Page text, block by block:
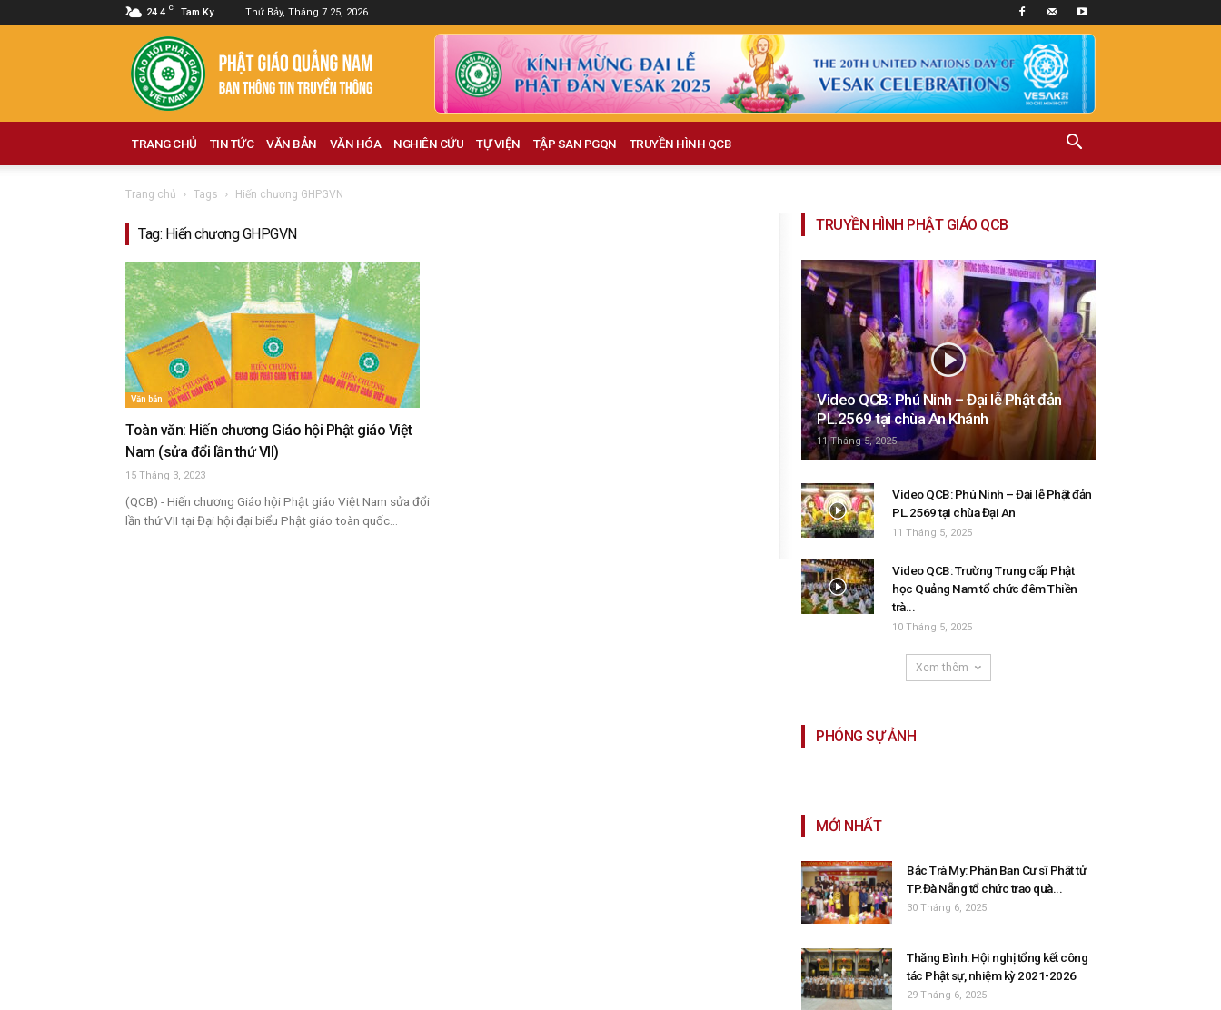
24.4 C Tam Ky Thứ Bảy, Tháng 7 25, 2026
Phật
giáo
Quảng
Nam
TRANG CHỦ TIN TỨC VĂN BẢN VĂN HÓA NGHIÊN CỨU TỰ VIỆN TẬP SAN PGQN TRUYỀN HÌNH QCB
Trang chủ Tags Hiến chương GHPGVN
Tag: Hiến chương GHPGVN
Văn bản
Toàn văn: Hiến chương Giáo hội Phật giáo Việt
Nam (sửa đổi lần thứ VII)
15 Tháng 3, 2023
(QCB) - Hiến chương Giáo hội Phật giáo Việt Nam sửa đổi
lần thứ VII tại Đại hội đại biểu Phật giáo toàn quốc...
TRUYỀN HÌNH PHẬT GIÁO QCB
Video QCB: Phú Ninh – Đại lễ Phật đản
PL.2569 tại chùa An Khánh
11 Tháng 5, 2025
Video QCB: Phú Ninh – Đại lễ Phật đản
PL.2569 tại chùa Đại An
11 Tháng 5, 2025
Video QCB: Trường Trung cấp Phật
học Quảng Nam tổ chức đêm Thiền
trà...
10 Tháng 5, 2025
Xem thêm
PHÓNG SỰ ẢNH
MỚI NHẤT
Bắc Trà My: Phân Ban Cư sĩ Phật tử
TP.Đà Nẵng tổ chức trao quà...
30 Tháng 6, 2025
Thăng Bình: Hội nghị tổng kết công
tác Phật sự, nhiệm kỳ 2021-2026
29 Tháng 6, 2025